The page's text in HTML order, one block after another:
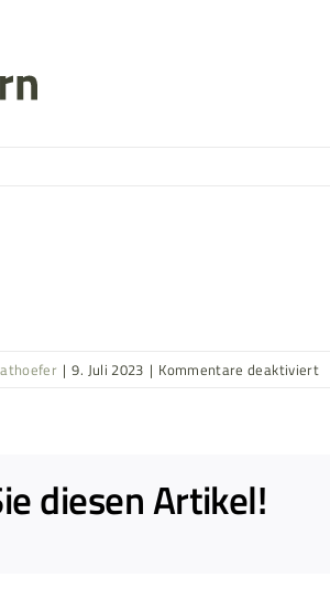
| 9. Juli 2023 | Kommentare deaktiviertfür
diesen Artikel!